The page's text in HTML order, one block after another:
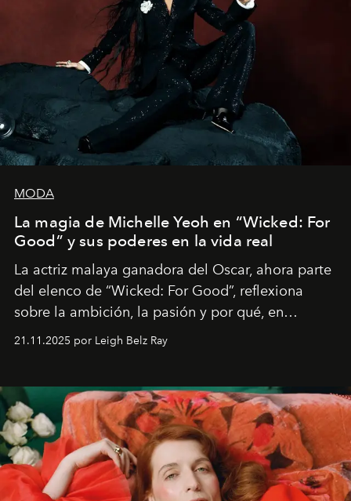
MODA
La magia de Michelle Yeoh en “Wicked: For
Good” y sus poderes en la vida real
La actriz malaya ganadora del Oscar, ahora parte
del elenco de “Wicked: For Good”, reflexiona
sobre la ambición, la pasión y por qué, en
ocasiones, la introspección puede esperar. “Es
importa si no lo entienden’”, confiesa.
21.11.2025 por Leigh Belz Ray